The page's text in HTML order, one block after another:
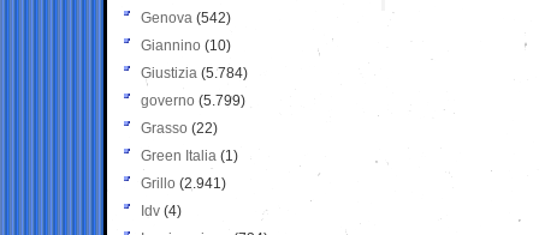
Genova (542)
Giannino (10)
Giustizia (5.784)
governo (5.799)
Grasso (22)
Green Italia (1)
Grillo (2.941)
Idv (4)